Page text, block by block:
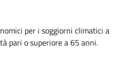
per i soggiorni climatici a
pari o superiore a 65 anni.